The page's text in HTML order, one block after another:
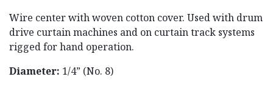
Wire center with woven cotton cover. Used with drum
drive curtain machines and on curtain track systems
rigged for hand operation.
Diameter: 1/4” (No. 8)